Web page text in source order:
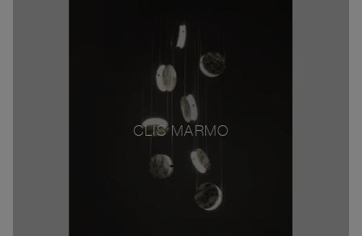
CLIS MARMO